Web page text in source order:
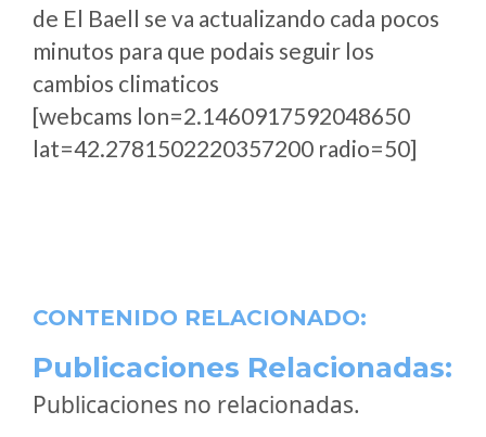
de El Baell se va actualizando cada pocos
minutos para que podais seguir los
cambios climaticos
[webcams lon=2.1460917592048650
lat=42.2781502220357200 radio=50]
CONTENIDO RELACIONADO:
Publicaciones Relacionadas:
Publicaciones no relacionadas.